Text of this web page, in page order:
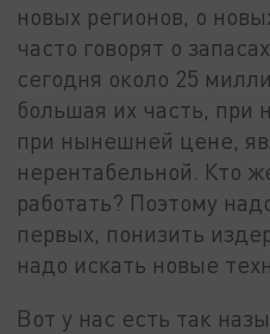
новых регионов, о
часто говорят о
сегодня около 25
большая их часть, при
при нынешней цене,
нерентабельной. Кто
работать? Поэтому
первых, понизить
надо искать новые
Вот у нас есть так